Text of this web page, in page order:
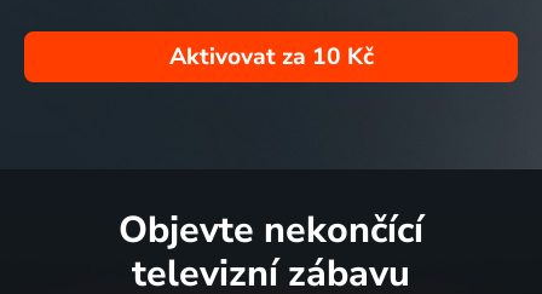
Aktivovat za 10 Kč
Objevte nekončící
televizní zábavu